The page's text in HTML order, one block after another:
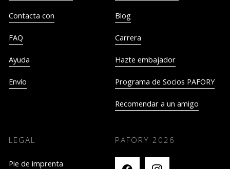
Contacta con
FAQ
Ayuda
Envío
Blog
Carrera
Hazte embajador
Programa de Socios PAFORY
Recomendar a un amigo
LEGAL
Pie de imprenta
PAFORY 2026